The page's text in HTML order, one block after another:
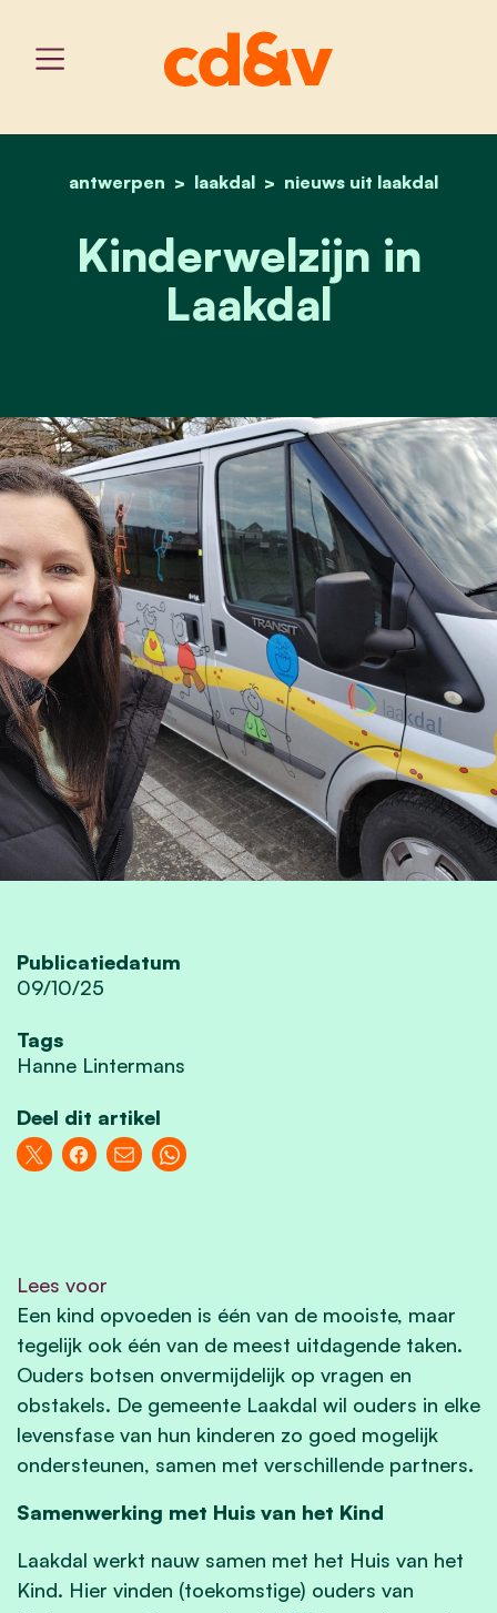
home
antwerpen laakdal nieuws uit laakdal
kinderwelzijn in laakdal
Kinderwelzijn in
Laakdal
Publicatiedatum
09/10/25
Tags
Hanne Lintermans
Deel dit artikel
Lees voor
Een kind opvoeden is één van de mooiste, maar
tegelijk ook één van de meest uitdagende taken.
Ouders botsen onvermijdelijk op vragen en
obstakels. De gemeente Laakdal wil ouders in elke
levensfase van hun kinderen zo goed mogelijk
ondersteunen, samen met verschillende partners.
Samenwerking met Huis van het Kind
Laakdal werkt nauw samen met het Huis van het
Kind. Hier vinden (toekomstige) ouders van